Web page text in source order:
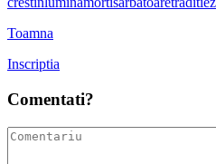
Toamna
Inscriptia
Comentati?